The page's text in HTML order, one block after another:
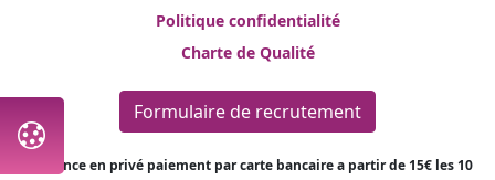
Politique confidentialité
Charte de Qualité
Formulaire de recrutement
*Voyance en privé paiement par carte bancaire a partir de 15€ les 10